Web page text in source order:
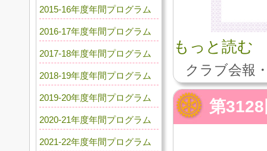
もっと読む
クラブ会報
第
2015-16年度年間プログラム
2016-17年度年間プログラム
2017-18年度年間プログラム
2018-19年度年間プログラム
2019-20年度年間プログラム
2020-21年度年間プログラム
2021-22年度年間プログラム